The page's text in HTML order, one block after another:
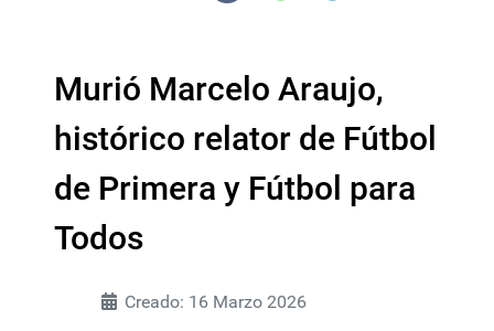
Murió Marcelo Araujo,
histórico relator de Fútbol
de Primera y Fútbol para
Todos
Creado: 16 Marzo 2026